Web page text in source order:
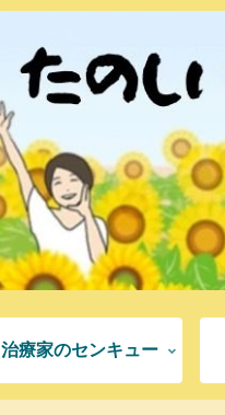
治療家のセンキュー